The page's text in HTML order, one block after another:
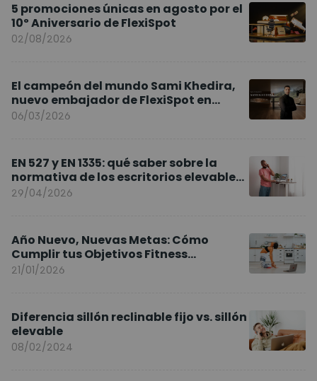
5 promociones únicas en agosto por el
10º Aniversario de FlexiSpot
02/08/2026
El campeón del mundo Sami Khedira,
nuevo embajador de FlexiSpot en
Europa
06/03/2026
EN 527 y EN 1335: qué saber sobre la
normativa de los escritorios elevables
y sillas ergonómicas
29/04/2026
Año Nuevo, Nuevas Metas: Cómo
Cumplir tus Objetivos Fitness
Entrenando en Casa
21/01/2026
Diferencia sillón reclinable fijo vs. sillón
elevable
08/02/2024